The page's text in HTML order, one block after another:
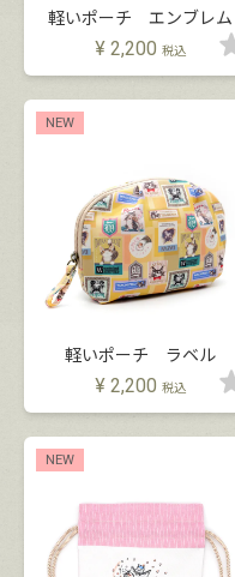
軽いポーチ エンブレム
¥ 2,200 税込
NEW
軽いポーチ ラベル
¥ 2,200 税込
NEW